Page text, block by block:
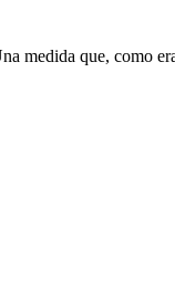
medida que, como